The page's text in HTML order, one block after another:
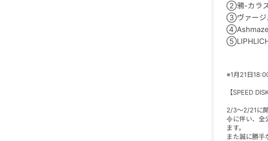
②鴉-カラ
③ヴァージ
※1月21日
【SPEED
2/3～2/21に
令に伴い、全
ます。
また誠に勝手